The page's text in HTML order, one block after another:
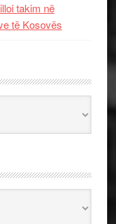
takim në
të Kosovës